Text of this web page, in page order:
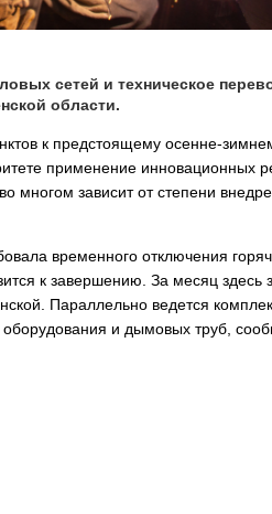
сетей и техническое
области.
к предстоящему осенне-
применение инновационных
многом зависит от степени
временного отключения
к завершению. За месяц здесь
Параллельно ведется
оборудования и дымовых труб,